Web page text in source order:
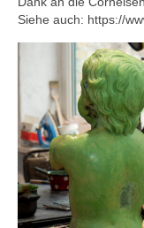
Siehe auch: https://